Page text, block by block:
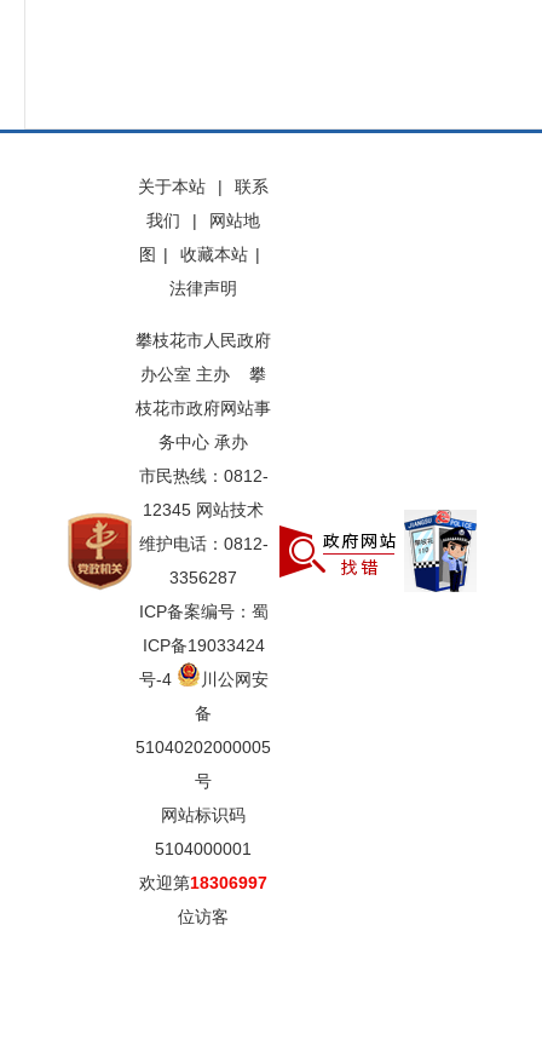
关于本站 |
联系
我们
|
网站地
图 | 收藏本站 |
法律声明
攀枝花市人民政府
办公室 主办 攀
枝花市政府网站事
务中心 承办
市民热线：0812-
12345 网站技术
维护电话：0812-
3356287
ICP备案编号：蜀
ICP备19033424
号-4
川公网安
备
51040202000005
号
网站标识码
5104000001
欢迎第18306997
位访客